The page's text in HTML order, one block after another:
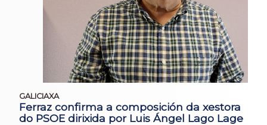
GALICIAXA
Ferraz confirma a composición da xestora
do PSOE dirixida por Luis Ángel Lago Lage